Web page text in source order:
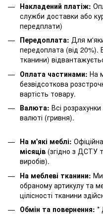
Накладений платіж:
служби доставки або
передплати)
Передоплата: Для
передоплата (від 20%).
тканини)
Оплата частинами: На
безвідсоткова
вартість товару.
Валюта: Всі
валюті (гривня).
На м'які меблі:
місяців (згідно з ДСТУ
виробів).
На меблеві тканини: Ми
обраному артикулу та
цілісності тканини
Обмін та повернення: *